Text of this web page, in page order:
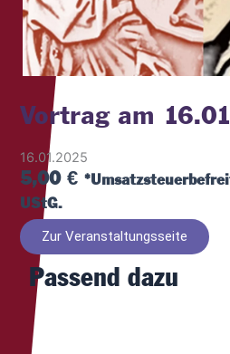
Vortrag am
16.01.2025
5,00€
UStG.
Zur Veranstaltungsseite
Passend dazu